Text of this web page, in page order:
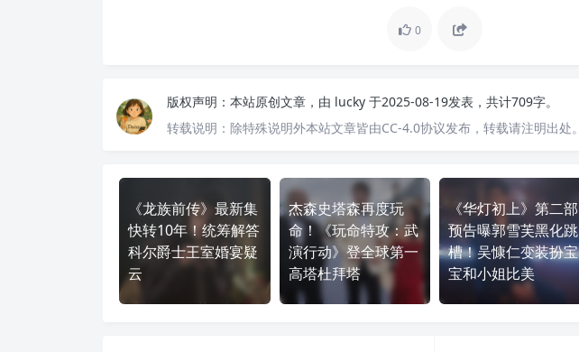
0
版权声明： 本站原创文章，由 lucky 于2025-08-19发表，共计709字。
转载说明： 除特殊说明外本站文章皆由CC-4.0协议发布，转载请注明出处。
《龙族前传》最新集
快转10年！统筹解答
科尔爵士王室婚宴疑
云
杰森史塔森再度玩
命！《玩命特攻：武
演行动》登全球第一
高塔杜拜塔
《华灯初上》第二部
预告曝郭雪芙黑化跳
槽！吴慷仁变装扮宝
宝和小姐比美